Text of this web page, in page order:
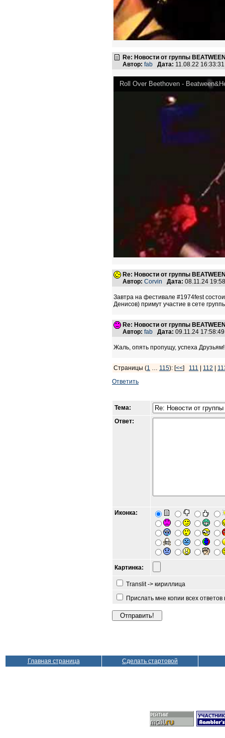
Re: Новости от группы
Автор: fab Дата: 11.08.22
Roll Over Beethoven -
Re: Новости от группы
Автор: Corvin Дата: 08.11.24
Завтра на фестивале #1974fest
Денисов) примут участие в сете
Re: Новости от группы
Автор: fab Дата: 09.11.24
Жаль, опять пропущу, успеха Друзьям!
Страницы (1 … 115): [<<] 111 112
Ответить
Тема:
Ответ:
Иконка:
Картинка:
Translit -> кириллица
Прислать мне копии всех
Главная страница Сделать стартовой